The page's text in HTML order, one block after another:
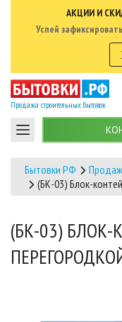
АКЦИИ И
Успей
Продажа строительных бытовок
Бытовки РФ
(БК-03) Блок-
(БК-03) БЛОК-